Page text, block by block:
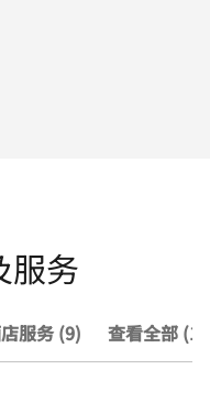
服务
服务 (9) 查看全部